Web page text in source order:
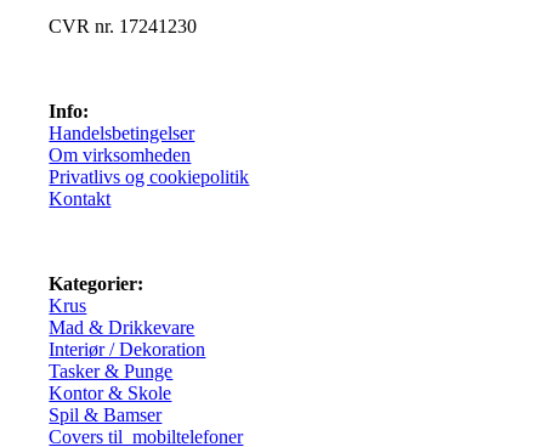
CVR nr. 17241230
Info:
Handelsbetingelser
Om virksomheden
Privatlivs og cookiepolitik
Kontakt
Kategorier:
Krus
Mad & Drikkevare
Interiør / Dekoration
Tasker & Punge
Kontor & Skole
Spil & Bamser
Covers til mobiltelefoner